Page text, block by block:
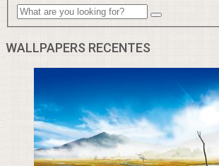
WALLPAPERS RECENTES